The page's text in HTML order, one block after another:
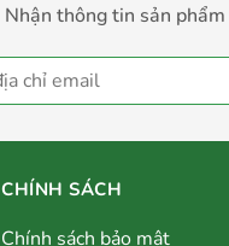
Nhận thông tin sản
CHÍNH SÁCH
Chính sách bảo mật